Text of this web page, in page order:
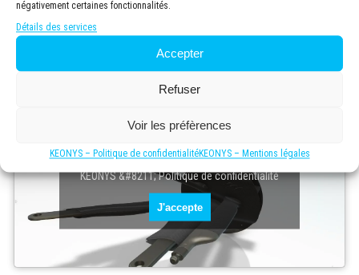
négativement certaines fonctionnalités.
Détails des services
Accepter
Refuser
Voir les préfèrences
KEONYS – Politique de confidentialitéKEONYS – Mentions légales
processus, et collaborer plus efficacement.
Démo Catia Essential PLM EXPRESS
Cliquez sur 'J'accepte' pour activer Youtube
KEONYS &#8211; Politique de confidentialité
J'accepte